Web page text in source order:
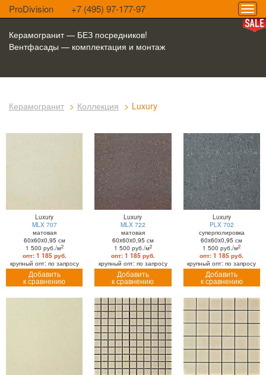
ProDivision +7 (495) 97-177-97
Керамогранит — БЕЗ посредников!
Вентфасады — комплектация и монтаж
Керамогранит Коллекция Luxury
Luxury
MLX 707
матовая
60x60x0,95 см
1 500 руб./м2
опт: 1 185 руб.
крупный опт: по запросу
Добавить
к сравнению
Luxury
MLX 722
матовая
60x60x0,95 см
1 500 руб./м2
опт: 1 185 руб.
крупный опт: по запросу
Добавить
к сравнению
Luxury
PLX 702
суперполировка
60x60x0,95 см
1 500 руб./м2
опт: 1 185 руб.
крупный опт: по запросу
Добавить
к сравнению